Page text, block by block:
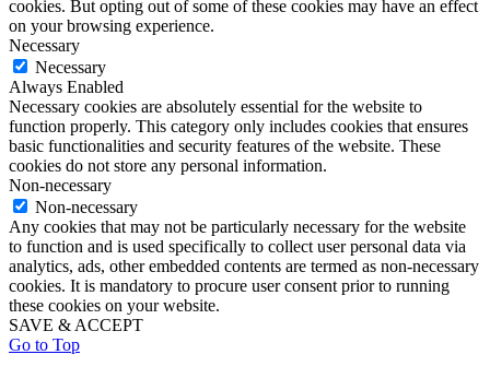
cookies. But opting out of some of these cookies may have an effect
on your browsing experience.
Necessary
Necessary
Always Enabled
Necessary cookies are absolutely essential for the website to
function properly. This category only includes cookies that ensures
basic functionalities and security features of the website. These
cookies do not store any personal information.
Non-necessary
Non-necessary
Any cookies that may not be particularly necessary for the website
to function and is used specifically to collect user personal data via
analytics, ads, other embedded contents are termed as non-necessary
cookies. It is mandatory to procure user consent prior to running
these cookies on your website.
SAVE & ACCEPT
Go to Top